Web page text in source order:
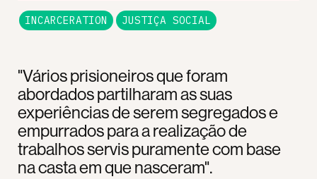
"Vários prisioneiros que foram
abordados partilharam as suas
experiências de serem segregados e
empurrados para a realização de
trabalhos servis puramente com base
na casta em que nasceram".
INCARCERATION JUSTIÇA SOCIAL